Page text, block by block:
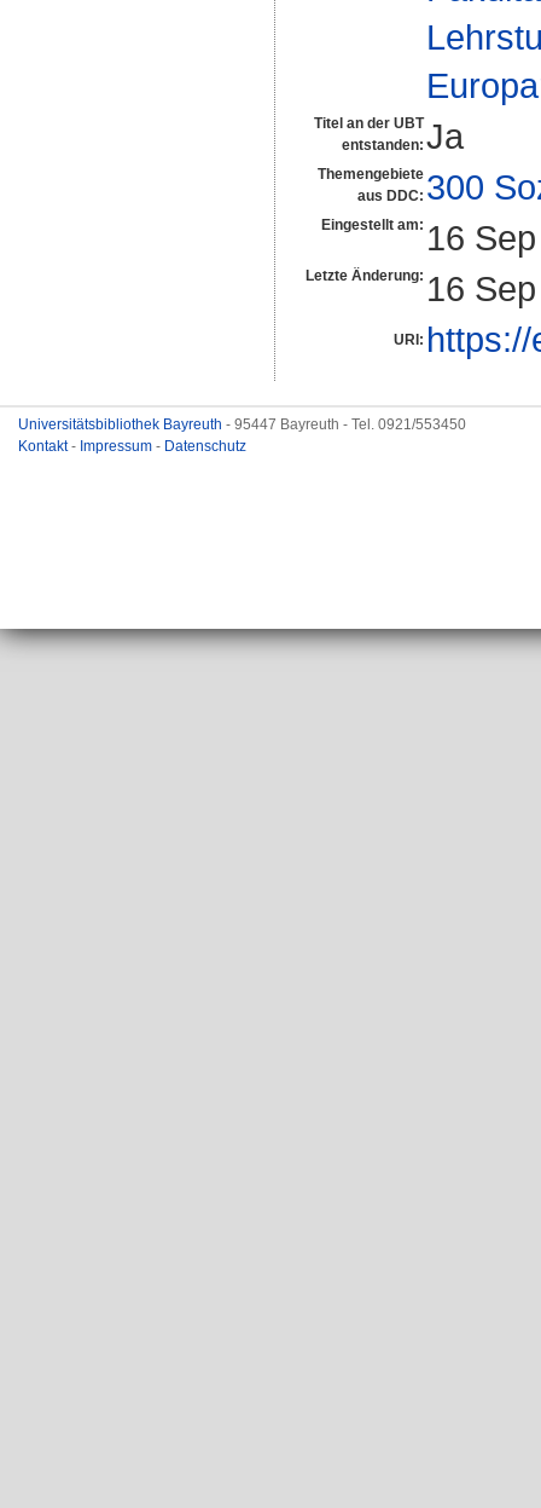
Titel an der UBT
entstanden: Ja
Themengebiete
aus DDC: 300
Eingestellt am: 16
Letzte Änderung: 16
URI:
Universitätsbibliothek Bayreuth - 95447 Bayreuth - Tel. 0921/553450
Kontakt- Impressum - Datenschutz